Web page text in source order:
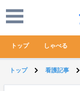
トップ しゃべる
トップ 看護記事